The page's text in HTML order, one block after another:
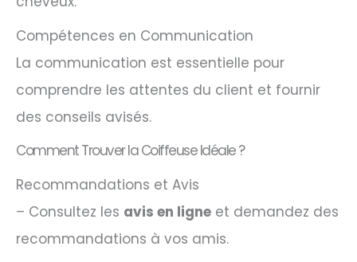
Compétences en Communication
La communication est essentielle pour
comprendre les attentes du client et fournir
des conseils avisés.
Comment Trouver la Coiffeuse Idéale ?
Recommandations et Avis
– Consultez les avis en ligne et demandez des
recommandations à vos amis.